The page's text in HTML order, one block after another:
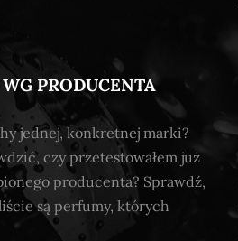
PRODUCENTA
jednej, konkretnej marki?
czy przetestowałem już
producenta? Sprawdź,
są perfumy, których